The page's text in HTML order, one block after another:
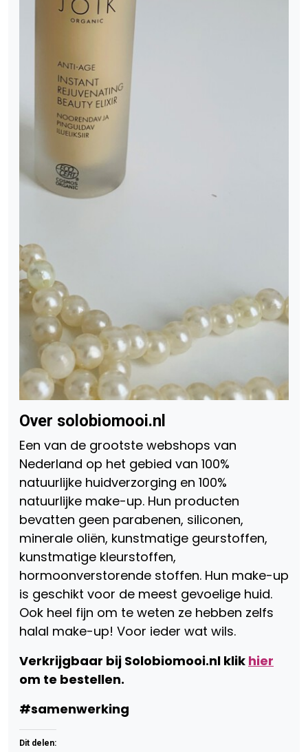
Over solobiomooi.nl
Een van de grootste webshops van
Nederland op het gebied van 100%
natuurlijke huidverzorging en 100%
natuurlijke make-up. Hun producten
bevatten geen parabenen, siliconen,
minerale oliën, kunstmatige geurstoffen,
kunstmatige kleurstoffen,
hormoonverstorende stoffen. Hun make-up
is geschikt voor de meest gevoelige huid.
Ook heel fijn om te weten ze hebben zelfs
halal make-up! Voor ieder wat wils.
Verkrijgbaar bij Solobiomooi.nl klik hier
om te bestellen.
#samenwerking
Dit delen: